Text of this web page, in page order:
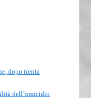
dopo trenta
dell’omicidio